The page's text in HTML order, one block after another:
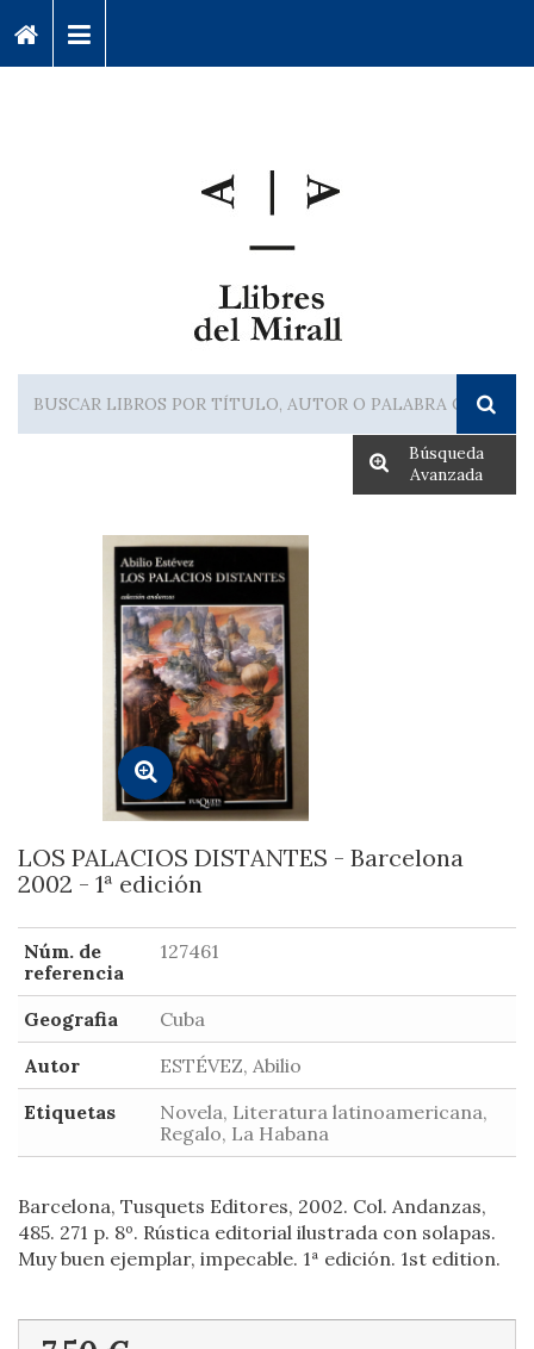
Búsqueda
Avanzada
LOS PALACIOS DISTANTES - Barcelona
2002 - 1ª edición
Núm. de
referencia
127461
Geografia
Cuba
Autor
ESTÉVEZ, Abilio
Etiquetas
Novela, Literatura latinoamericana,
Regalo, La Habana
Barcelona, Tusquets Editores, 2002. Col. Andanzas,
485. 271 p. 8º. Rústica editorial ilustrada con solapas.
Muy buen ejemplar, impecable. 1ª edición. 1st edition.